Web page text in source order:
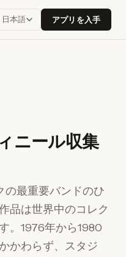
日本語 アプリを入手
ニール収集
最重要バンドのひ
品は世界中のコレク
。1976年から1980
かわらず、スタジ